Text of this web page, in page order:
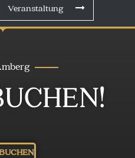
Veranstaltung